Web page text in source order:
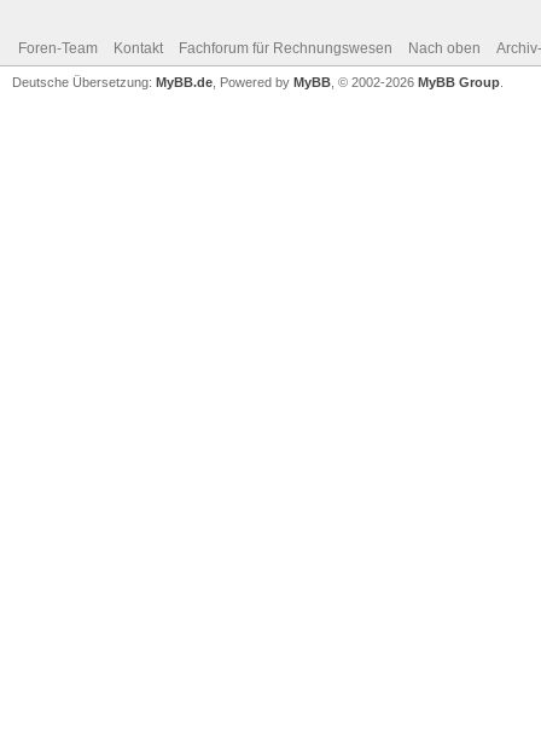
Foren-Team Kontakt Fachforum für Rechnungswesen Nach oben
Deutsche Übersetzung: MyBB.de , Powered by MyBB , © 2002-2026 MyBB Group